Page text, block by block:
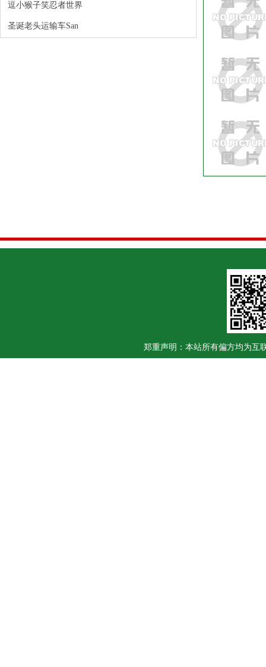
逗小猴子笑忍者世界
圣诞老头运输车San
郑重声明：本站所有偏方均为互